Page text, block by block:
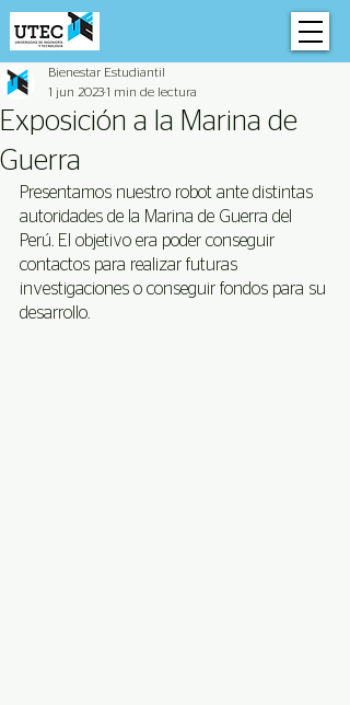
Exposición a la Marina de
Guerra
Bienestar Estudiantil
1 jun 20231 min de lectura
Presentamos nuestro robot ante distintas
autoridades de la Marina de Guerra del
Perú. El objetivo era poder conseguir
contactos para realizar futuras
investigaciones o conseguir fondos para su
desarrollo.